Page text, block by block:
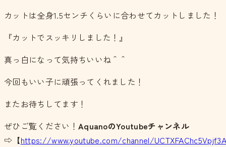
カットは全身1.5センチくらいに合わせてカットしました！
『カットでスッキリしました！』
真っ白になって気持ちいいね＾＾
今回もいい子に頑張ってくれました！
またお待ちしてます！
ぜひご覧ください！ AquanoのYoutubeチャンネル
⇨【https://www.youtube.com/channel/